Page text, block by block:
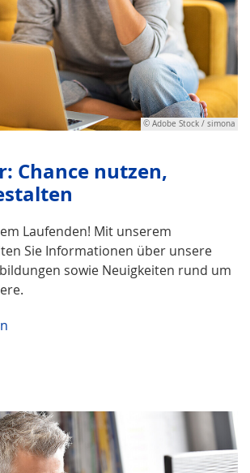
© Adobe Stock / simona
Chance nutzen,
Laufenden! Mit unserem
Sie Informationen über unsere
sowie Neuigkeiten rund um